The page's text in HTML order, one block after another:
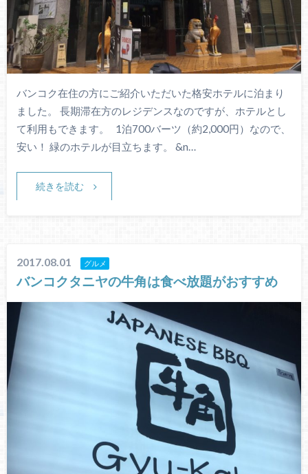
バンコク在住の方にご紹介いただいた格安ホテルに泊まり
ました。 長期滞在方のレジデンスなのですが、ホテルとし
て利用もできます。 1泊700バーツ（約2,000円）なので、
安い！ 緑のホテルが目立ちます。 &n…
続きを読む
2017.08.01 グルメ
バンコクタニヤの牛角は食べ放題がおすすめ